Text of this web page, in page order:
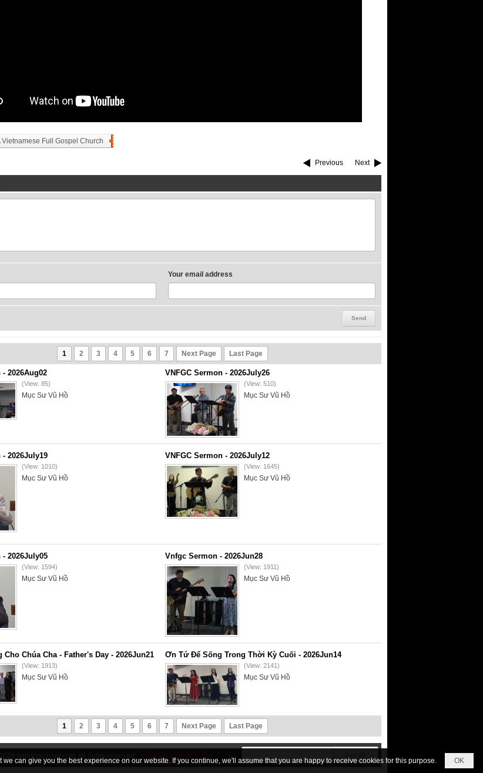
Vietnamese Full Gospel Church
Previous Next
Your email address
1 2 3 4 5 6 7 Next Page Last Page
2026Aug02
(View: 85)
Mục Sư Vũ Hồ
VNFGC Sermon - 2026July26
(View: 510)
Mục Sư Vũ Hồ
- 2026July19
(View: 1010)
Mục Sư Vũ Hồ
VNFGC Sermon - 2026July12
(View: 1645)
Mục Sư Vũ Hồ
- 2026July05
(View: 1594)
Mục Sư Vũ Hồ
Vnfgc Sermon - 2026Jun28
(View: 1911)
Mục Sư Vũ Hồ
Cho Chúa Cha - Father's Day - 2026Jun21
(View: 1913)
Mục Sư Vũ Hồ
Ơn Tứ Để Sống Trong Thời Kỳ Cuối - 2026Jun14
(View: 2141)
Mục Sư Vũ Hồ
1 2 3 4 5 6 7 Next Page Last Page
tiengnoichanly.org All rights reserved
OK
can give you the best experience on our website. If you continue, we'll assume that you are happy to receive cookies for this purpose.